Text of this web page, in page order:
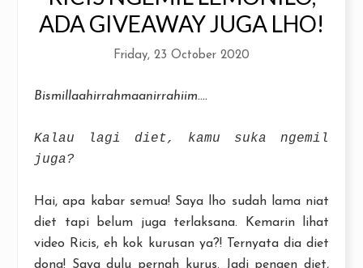
ADA GIVEAWAY JUGA LHO!
Friday, 23 October 2020
Bismillaahirrahmaanirrahiim....
Kalau lagi diet, kamu suka ngemil
juga?
Hai, apa kabar semua! Saya lho sudah lama niat
diet tapi belum juga terlaksana. Kemarin lihat
video Ricis, eh kok kurusan ya?! Ternyata dia diet
dong! Saya dulu pernah kurus. Jadi pengen diet,